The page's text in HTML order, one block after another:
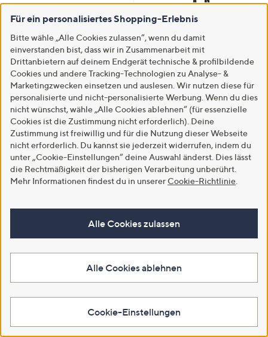
KIPLING® Geldbörse Tops 4
Kartenfächer Münzfach
€ 26,99
Weitere Farben verfügbar
In den Warenkorb
KIPLING® Medium-Shopper
Ciranda Flaschenhalter
Sicherheitsfach
€ 69,99
Gültig bis 09.08.2026
Danach: € 84,99
Q Pay: Zahlung in 3 Raten
In den Warenkorb
Für ein personalisiertes Shopping-Erlebnis
Bitte wähle „Alle Cookies zulassen“, wenn du damit
einverstanden bist, dass wir in Zusammenarbeit mit
Drittanbietern auf deinem Endgerät technische & profilbildende
Cookies und andere Tracking-Technologien zu Analyse- &
Marketingzwecken einsetzen und auslesen. Wir nutzen diese für
personalisierte und nicht-personalisierte Werbung. Wenn du dies
nicht wünschst, wähle „Alle Cookies ablehnen“ (für essenzielle
Cookies ist die Zustimmung nicht erforderlich). Deine
Zustimmung ist freiwillig und für die Nutzung dieser Webseite
nicht erforderlich. Du kannst sie jederzeit widerrufen, indem du
unter „Cookie-Einstellungen“ deine Auswahl änderst. Dies lässt
die Rechtmäßigkeit der bisherigen Verarbeitung unberührt.
Mehr Informationen findest du in unserer Cookie-Richtlinie
Alle Cookies zulassen
Alle Cookies ablehnen
Cookie-Einstellungen